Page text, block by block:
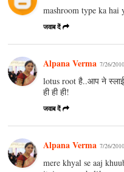
mashroom type ka hai
जवाब दें
Alpana Verma 7/26/
lotus root है..आप ने
ही ही ही!
जवाब दें
Alpana Verma 7/26/
mere khyal se aaj